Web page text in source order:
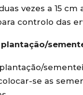
vezes a 15
controlo das
se as